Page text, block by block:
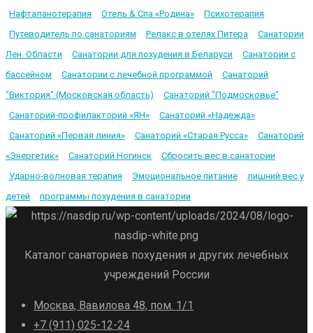
Нафталанотерапия
Отель & Спа «Родина»
Психотерапия
Путеводитель по санаториям
Релакс в отелях Питера
Санатории
Лен. Области
Санатории для похудения в Беларуси
Санатории с
бассейном
Санатории с лечебной программой
Санаторий
"Виктория" (Московская область)
Санаторий "Подмосковье"
Санаторий-профилакторий «ЯН»
Санаторий «Надежда»
Санаторий «Первая линия»
Санаторий «Старая Русса»
Санаторий
«Энергетик»
Санаторий Ногинск
Сбросить вес в санатории
Ударно-волновая терапия
Эмоциональное питание
лишний вес у
детей
программы похудения в санатории
Каталог санаториев похудения и других лечебных
учреждений России
Москва, Вавилова 48, пом. 1/1
+7 (911) 025-12-24